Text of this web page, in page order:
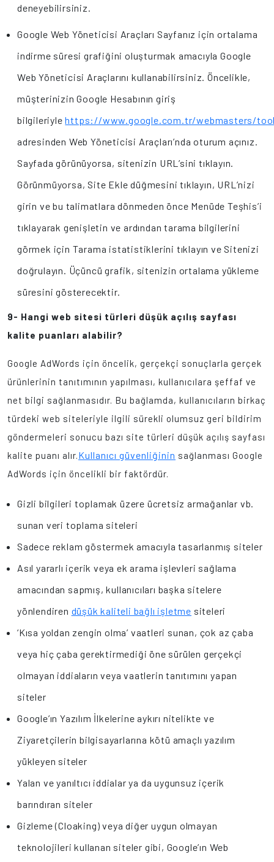
deneyebilirsiniz.
Google Web Yöneticisi Araçları Sayfanız için ortalama
indirme süresi grafiğini oluşturmak amacıyla Google
Web Yöneticisi Araçlarını kullanabilirsiniz. Öncelikle,
müşterinizin Google Hesabının giriş
bilgileriylehttps://www.google.com.tr/webmasters/
adresinden Web Yöneticisi Araçları’nda oturum açınız.
Sayfada görünüyorsa, sitenizin URL’sini tıklayın.
Görünmüyorsa, Site Ekle düğmesini tıklayın, URL’nizi
girin ve bu talimatlara dönmeden önce Menüde Teşhis’i
tıklayarak genişletin ve ardından tarama bilgilerini
görmek için Tarama istatistiklerini tıklayın ve Sitenizi
doğrulayın. Üçüncü grafik, sitenizin ortalama yükleme
süresini gösterecektir.
9- Hangi web sitesi türleri düşük açılış sayfası
kalite puanları alabilir?
Google AdWords için öncelik, gerçekçi sonuçlarla gerçek
ürünlerinin tanıtımının yapılması, kullanıcılara şeffaf ve
net bilgi sağlanmasıdır. Bu bağlamda, kullanıcıların birkaç
türdeki web siteleriyle ilgili sürekli olumsuz geri bildirim
göndermeleri sonucu bazı site türleri düşük açılış sayfası
kalite puanı alır.Kullanıcı güvenliğinin sağlanması Google
AdWords için öncelikli bir faktördür.
Gizli bilgileri toplamak üzere ücretsiz armağanlar vb.
sunan veri toplama siteleri
Sadece reklam göstermek amacıyla tasarlanmış siteler
Asıl yararlı içerik veya ek arama işlevleri sağlama
amacından sapmış, kullanıcıları başka sitelere
yönlendiren düşük kaliteli bağlı işletme siteleri
‘Kısa yoldan zengin olma’ vaatleri sunan, çok az çaba
veya hiç çaba gerektirmediği öne sürülen gerçekçi
olmayan iddiaların veya vaatlerin tanıtımını yapan
siteler
Google’ın Yazılım İlkelerine aykırı nitelikte ve
Ziyaretçilerin bilgisayarlarına kötü amaçlı yazılım
yükleyen siteler
Yalan ve yanıltıcı iddialar ya da uygunsuz içerik
barındıran siteler
Gizleme (Cloaking) veya diğer uygun olmayan
teknolojileri kullanan siteler gibi, Google’ın Web